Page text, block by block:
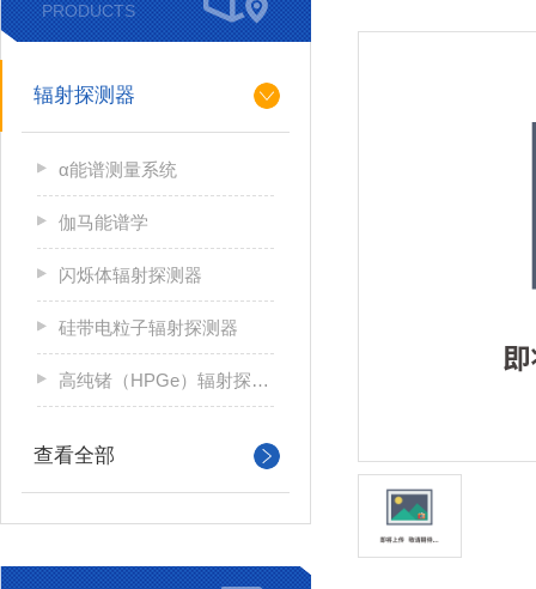
PRODUCTS
辐射探测器
α能谱测量系统
伽马能谱学
闪烁体辐射探测器
硅带电粒子辐射探测器
高纯锗（HPGe）辐射探测器
查看全部